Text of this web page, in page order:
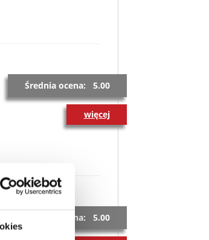
Średnia ocena: 5.00
więcej
Średnia ocena: 5.00